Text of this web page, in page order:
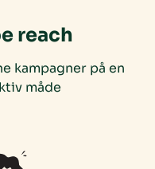
reach
kampagner på en
måde